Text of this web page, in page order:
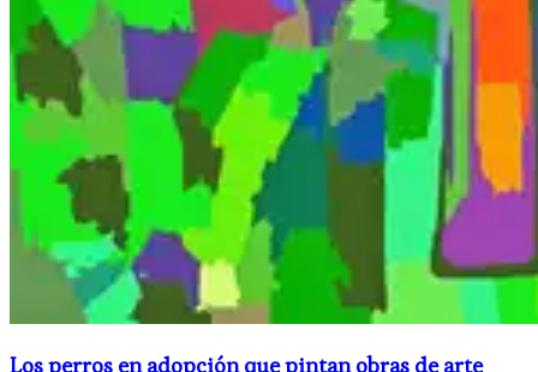
Los perros en adopción que pintan obras de arte